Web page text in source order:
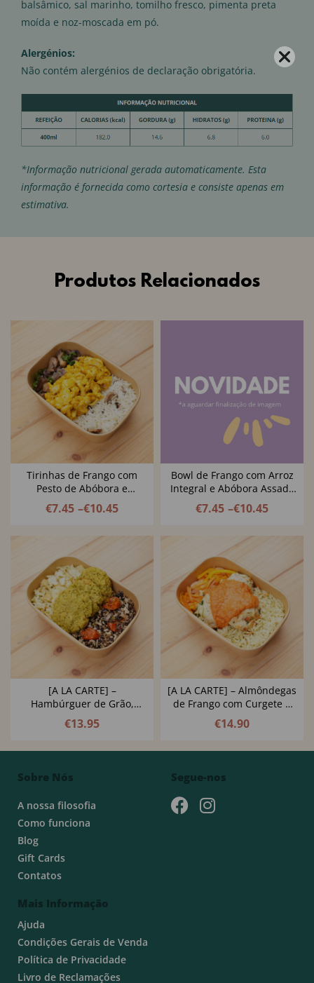
balsâmico, sal marinho, tomilho fresco, pimenta preta
moída e noz-moscada em pó.
Alergénios:
Não contém alergénios de declaração obrigatória.
*Informação nutricional gerada automaticamente. Esta
informação é fornecida como cortesia e consiste apenas em
estimativa.
Produtos Relacionados
Tirinhas de Frango com
Pesto de Abóbora e
Amêndoa
€7.45 –€10.45
Bowl de Frango com Arroz
Integral e Abóbora Assada
com Legumes Balsâmicos,
Queijo Creme de Caju e
€7.45 –€10.45
[A LA CARTE] –
Hambúrguer de Grão,
Brócolos e Azeite de Ervas
€13.95
[A LA CARTE] – Almôndegas
de Frango com Curgete e
Espinafres e Molho
Cremoso de Tomate
€14.90
Sobre Nós
A nossa filosofia
Como funciona
Blog
Gift Cards
Contatos
Mais Informação
Ajuda
Condições Gerais de Venda
Política de Privacidade
Livro de Reclamações
Segue-nos